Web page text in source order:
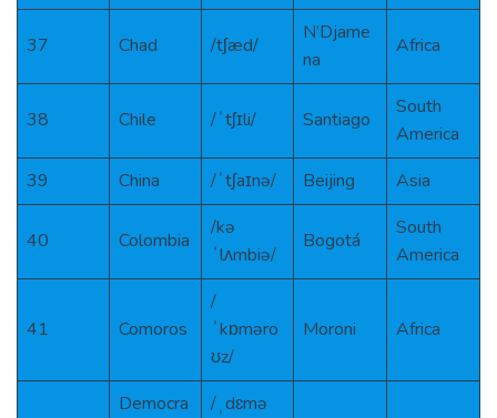
37 Chad /tʃæd/
N’Djame
na
Africa
38 Chile /ˈtʃɪli/ Santiago
South
America
39
China /ˈtʃaɪnə/ Beijing Asia
40 Colombia
/kə
ˈlʌmbiə/
Bogotá
South
America
41 Comoros
/
ˈkɒməro
ʊz/
Moroni Africa
Democra
/ˌdɛmə